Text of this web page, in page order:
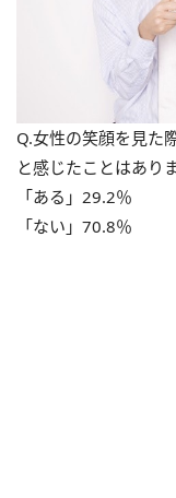
Q.女性の笑顔を見た
と感じたことはあり
「ある」29.2％
「ない」70.8％